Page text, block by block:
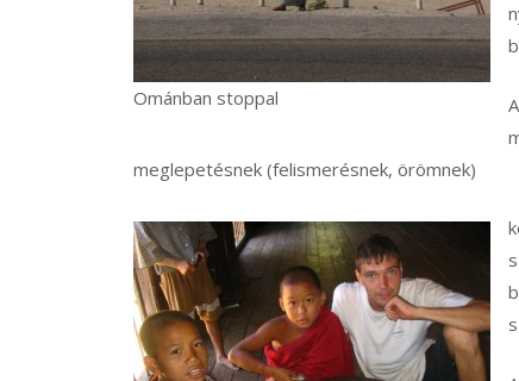
Ománban stoppal
meglepetésnek (felismerésnek, örömnek)